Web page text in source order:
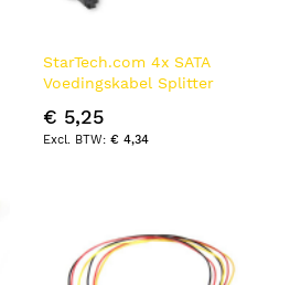
StarTech.com 4x SATA
Voedingskabel Splitter
€ 5,25
€ 4,34